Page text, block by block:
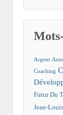
Argent
Coaching
Futur Du
Jean-